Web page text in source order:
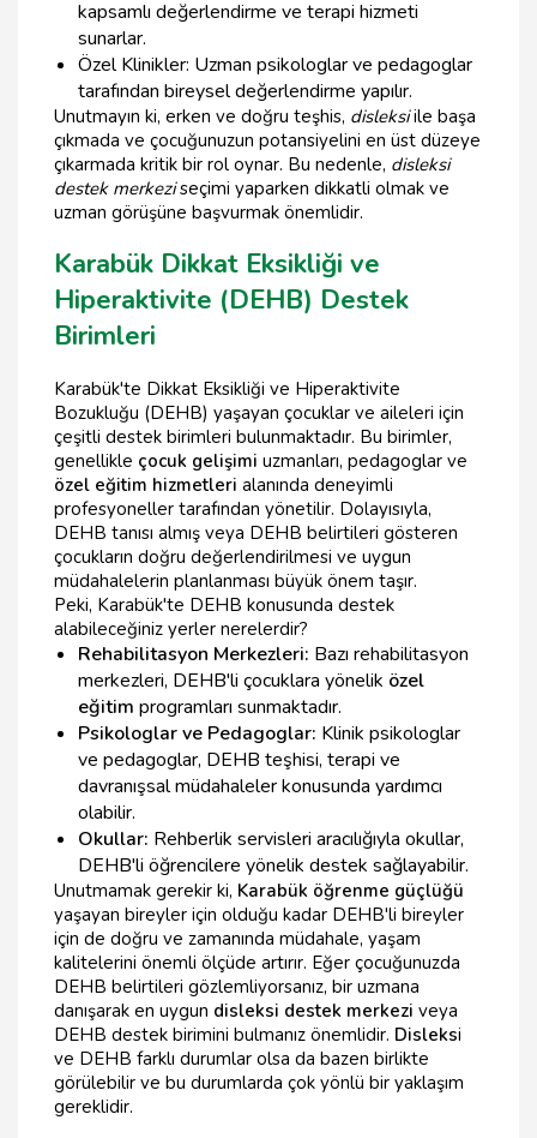
kapsamlı değerlendirme ve terapi hizmeti
sunarlar.
Özel Klinikler: Uzman psikologlar ve pedagoglar
tarafından bireysel değerlendirme yapılır.
Unutmayın ki, erken ve doğru teşhis, disleksiile başa
çıkmada ve çocuğunuzun potansiyelini en üst düzeye
çıkarmada kritik bir rol oynar. Bu nedenle, disleksi
destek merkeziseçimi yaparken dikkatli olmak ve
uzman görüşüne başvurmak önemlidir.
Karabük Dikkat Eksikliği ve
Hiperaktivite (DEHB) Destek
Birimleri
Karabük'te Dikkat Eksikliği ve Hiperaktivite
Bozukluğu (DEHB) yaşayan çocuklar ve aileleri için
çeşitli destek birimleri bulunmaktadır. Bu birimler,
genellikle çocuk gelişimi uzmanları, pedagoglar ve
özel eğitim hizmetleri alanında deneyimli
profesyoneller tarafından yönetilir. Dolayısıyla,
DEHB tanısı almış veya DEHB belirtileri gösteren
çocukların doğru değerlendirilmesi ve uygun
müdahalelerin planlanması büyük önem taşır.
Peki, Karabük'te DEHB konusunda destek
alabileceğiniz yerler nerelerdir?
Rehabilitasyon Merkezleri: Bazı rehabilitasyon
merkezleri, DEHB'li çocuklara yönelik özel
eğitim programları sunmaktadır.
Psikologlar ve Pedagoglar: Klinik psikologlar
ve pedagoglar, DEHB teşhisi, terapi ve
davranışsal müdahaleler konusunda yardımcı
olabilir.
Okullar: Rehberlik servisleri aracılığıyla okullar,
DEHB'li öğrencilere yönelik destek sağlayabilir.
Unutmamak gerekir ki, Karabük öğrenme güçlüğü
yaşayan bireyler için olduğu kadar DEHB'li bireyler
için de doğru ve zamanında müdahale, yaşam
kalitelerini önemli ölçüde artırır. Eğer çocuğunuzda
DEHB belirtileri gözlemliyorsanız, bir uzmana
danışarak en uygun disleksi destek merkezi veya
DEHB destek birimini bulmanız önemlidir. Disleksi
ve DEHB farklı durumlar olsa da bazen birlikte
görülebilir ve bu durumlarda çok yönlü bir yaklaşım
gereklidir.